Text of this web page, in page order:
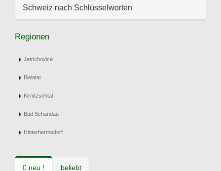
Schweiz nach Schlüsselworten
Regionen
Jetrichovice
Bielatal
Kirnitzschtal
Bad Schandau
Hinterhermsdorf
neu ! beliebt